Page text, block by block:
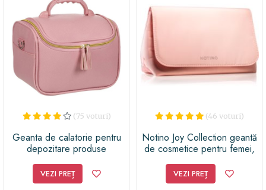
(75 voturi)
Geanta de calatorie pentru
depozitare produse
oglinda inclusa, 29x21x18 cm,
roz
VEZI PREȚ
(46 voturi)
Notino Joy Collection geantă
de cosmetice pentru femei,
VEZI PREȚ